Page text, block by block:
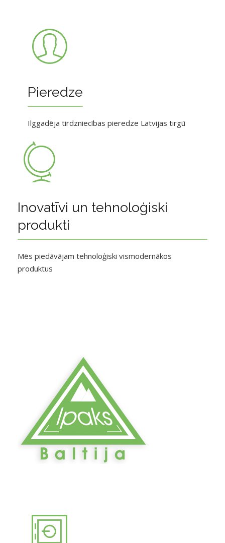
Pieredze
Ilggadēja tirdzniecības pieredze Latvijas tirgū
Inovatīvi un tehnoloģiski
produkti
Mēs piedāvājam tehnoloģiski vismodernākos
produktus